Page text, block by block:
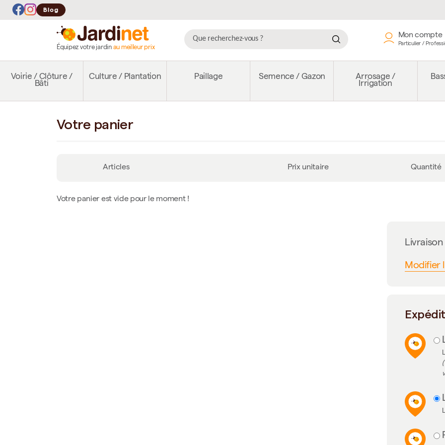
Blog
Équipez votre jardin au meilleur prix
Mon compte
Particulier /
Voirie / Clôture /
Bâti
Culture / Plantation Paillage Semence / Gazon
Arrosage /
Irrigation
Votre panier
Articles Prix unitaire Quantité
Votre panier est vide pour le moment !
Livraison
Modifier